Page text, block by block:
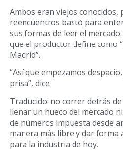
Ambos eran viejos conocidos,
reencuentros bastó para
sus formas de leer el
que el productor define como
Madrid”.
“Así que empezamos
prisa”, dice.
Traducido: no correr detrás
llenar un hueco del mercado
de números impuesta desde
manera más libre y dar forma
para la industria de hoy.